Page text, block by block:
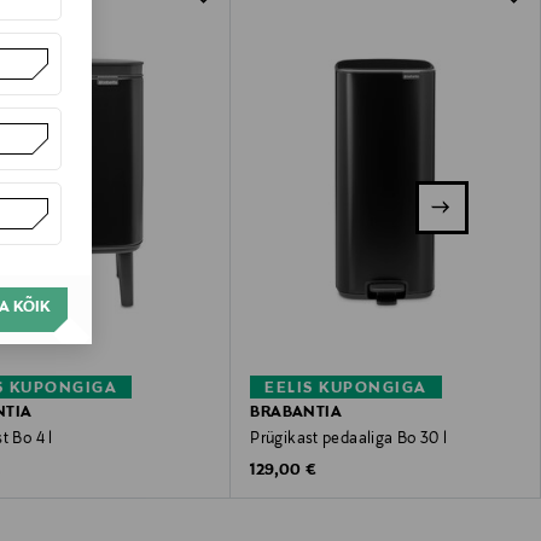
KÕIK
KUPONGIGA
Bo 4 l
EELIS KUPONGIGA
BRABANTIA
Prügikast pedaaliga Bo 30 l
Original Price
129,00 €